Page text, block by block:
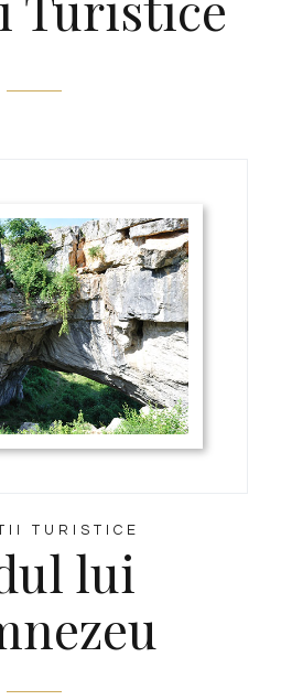
TURISTICE
lui